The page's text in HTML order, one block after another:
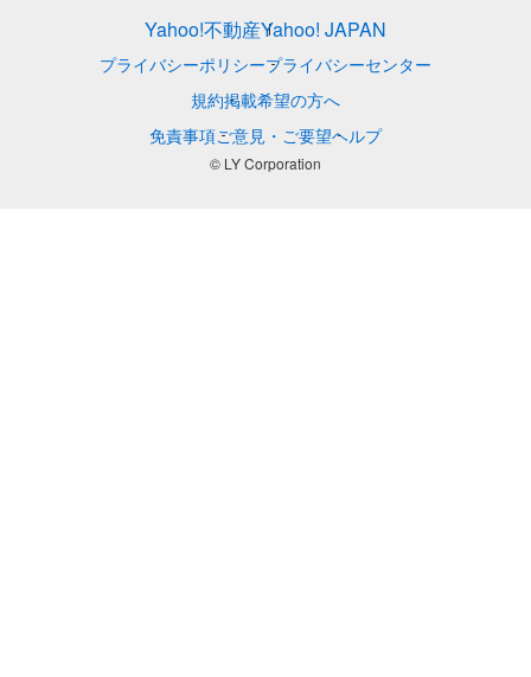
Yahoo!不動産Yahoo! JAPAN
プライバシーポリシープライバシーセンター
規約掲載希望の方へ
免責事項ご意見・ご要望ヘルプ
© LY Corporation